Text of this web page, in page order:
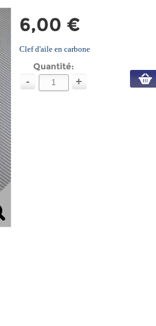
6,00 €
Clef d'aile en carbone
Quantité:
- +